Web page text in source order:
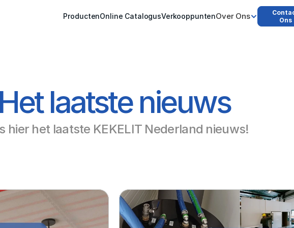
ProductenOnline CatalogusVerkooppuntenOver Ons
Ons
laatste nieuws
hier het laatste KEKELIT Nederland nieuws!